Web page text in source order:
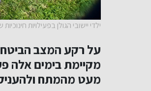
ילדי יישובי הגולן בפעילויות
על רקע המצב
מקיימת בימים אלה
מעט מהמתח